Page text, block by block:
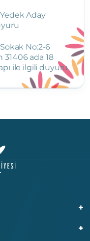
Aday
No:2-6
ada 18
ile ilgili duyuru
+
+